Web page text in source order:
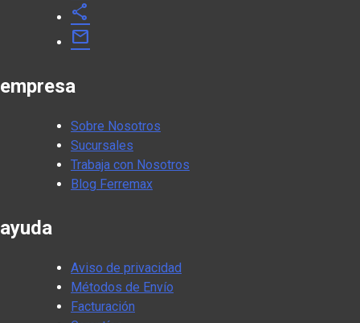
share
mail
empresa
Sobre Nosotros
Sucursales
Trabaja con Nosotros
Blog Ferremax
ayuda
Aviso de privacidad
Métodos de Envío
Facturación